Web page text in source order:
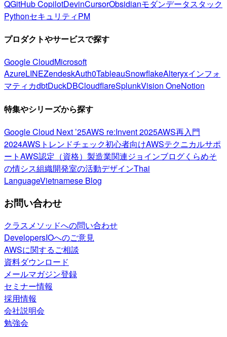
QGitHub CopilotDevinCursorObsidianモダンデータスタック
PythonセキュリティPM
プロダクトやサービスで探す
Google CloudMicrosoft
AzureLINEZendeskAuth0TableauSnowflakeAlteryxインフォ
マティカdbtDuckDBCloudflareSplunkVision OneNotion
特集やシリーズから探す
Google Cloud Next ’25AWS re:Invent 2025AWS再入門
2024AWSトレンドチェック初心者向けAWSテクニカルサポ
ートAWS認定（資格） 製造業関連ジョインブログくらめそ
の情シス組織開発室の活動デザインThai
LanguageVietnamese Blog
お問い合わせ
クラスメソッドへの問い合わせ
DevelopersIOへのご意見
AWSに関するご相談
資料ダウンロード
メールマガジン登録
セミナー情報
採用情報
会社説明会
勉強会